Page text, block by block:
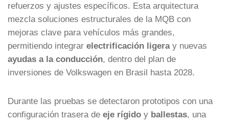
refuerzos y ajustes específicos. Esta arquitectura
mezcla soluciones estructurales de la MQB con
mejoras clave para vehículos más grandes,
permitiendo integrar electrificación ligeray nuevas
ayudas a la conducción, dentro del plan de
inversiones de Volkswagen en Brasil hasta 2028.
Durante las pruebas se detectaron prototipos con una
configuración trasera de eje rígido y ballestas, una